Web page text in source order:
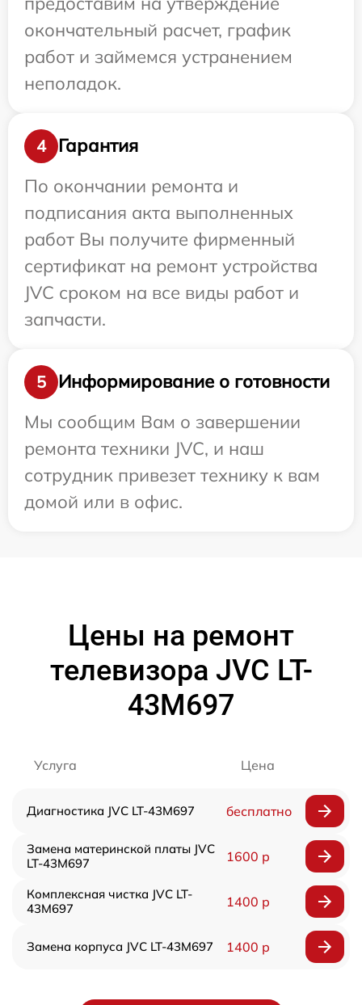
окончательный расчет, график
работ и займемся устранением
неполадок.
4
Гарантия
По окончании ремонта и
подписания акта выполненных
работ Вы получите фирменный
сертификат на ремонт устройства
JVC сроком на все виды работ и
запчасти.
5
Информирование о готовности
Мы сообщим Вам о завершении
ремонта техники JVC, и наш
сотрудник привезет технику к вам
домой или в офис.
Цены на ремонт
телевизора JVC LT-
43M697
Услуга Цена
Диагностика JVC LT-43M697 бесплатно
Замена материнской платы JVC
LT-43M697
1600 р
Комплексная чистка JVC LT-
43M697
1400 р
Замена корпуса JVC LT-43M697 1400 р